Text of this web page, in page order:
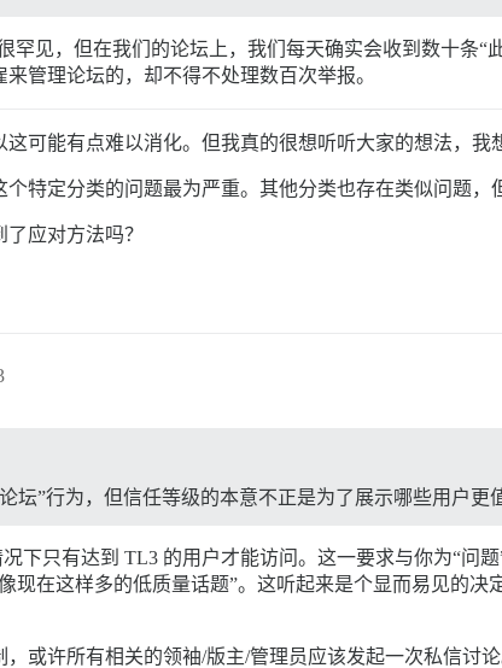
罕见，但在我们的论坛上，我们每天确实会收到数十条“
管理论坛的，却不得不处理数百次举报。
可能有点难以消化。但我真的很想听听大家的想法，我
特定分类的问题最为严重。其他分类也存在类似问题
应对方法吗？
坛”行为，但信任等级的本意不正是为了展示哪些用户更
况下只有达到 TL3 的用户才能访问。这一要求与你为“问
在这样多的低质量话题”。这听起来是个显而易见的决
或许所有相关的领袖/版主/管理员应该发起一次私信讨论